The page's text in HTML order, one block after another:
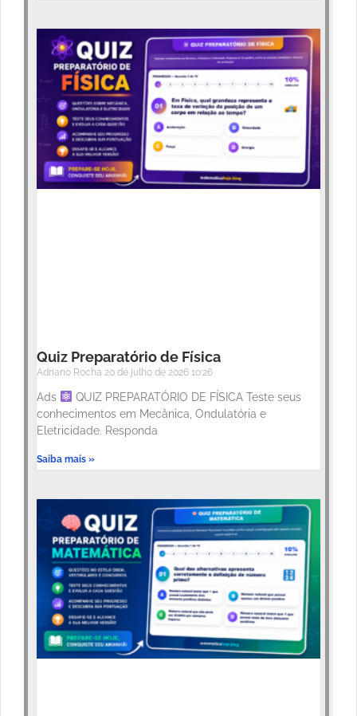
Quiz Preparatório de Física
Adriano Rocha 20 de julho de 2026 10:26
Ads
QUIZ PREPARATÓRIO DE FÍSICA Teste seus
conhecimentos em Mecânica, Ondulatória e
Eletricidade. Responda
Saiba mais »